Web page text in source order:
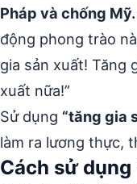
Pháp và chống Mỹ.
động phong trào
gia sản xuất! Tăng
xuất nữa!”
Sử dụng “tăng gia
làm ra lương thực,
Cách sử dụng